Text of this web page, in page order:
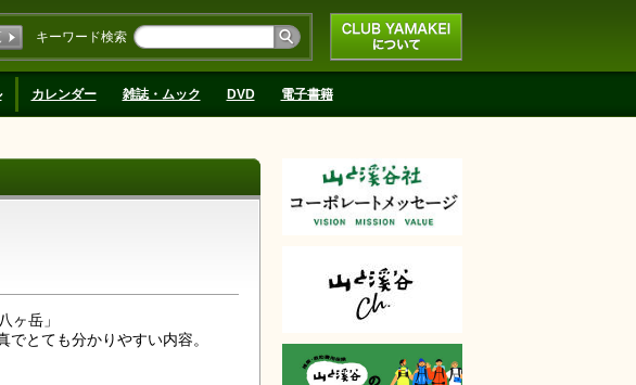
CLUB YAMAKEIにつ
いて
キーワード検索
カレンダー 雑誌・ムック DVD 電子書籍
ヶ岳」
とても分かりやすい内容。